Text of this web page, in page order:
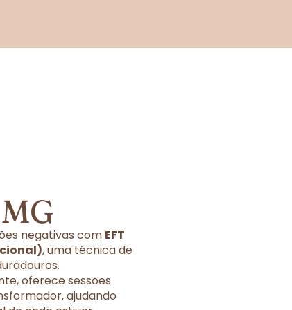
negativas com EFT
, uma técnica de
oferece sessões
ajudando